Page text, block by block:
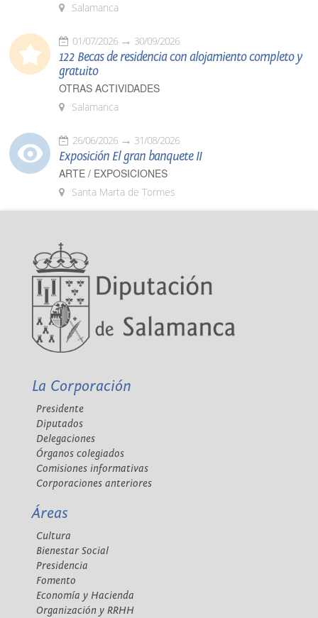
Salamanca
01/07/2026 30/09/2026
122 Becas de residencia con alojamiento completo y
gratuito
OTRAS ACTIVIDADES
Salamanca
26/06/2026 31/08/2026
Exposición El gran banquete II
ARTE / EXPOSICIONES
Santa Marta de Tormes
La Corporación
Presidente
Diputados
Delegaciones
Órganos colegiados
Comisiones informativas
Corporaciones anteriores
Áreas
Cultura
Bienestar Social
Presidencia
Fomento
Economía y Hacienda
Organización y RRHH